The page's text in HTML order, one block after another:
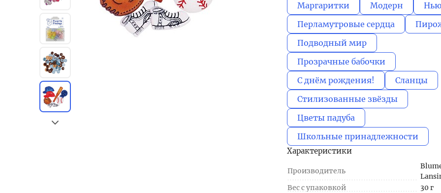
Маргаритки
Модерн
Перламутровые сердца
Подводный мир
Прозрачные бабочки
С днём рождения!
Сланцы
Стилизованные звёзды
Цветы падуба
Школьные принадлежности
Характеристики
Производитель
Вес с упаковкой
30 г